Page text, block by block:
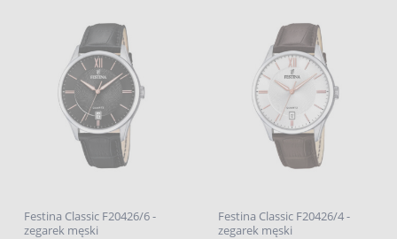
Festina Classic F20426/6 -
zegarek męski
Festina Classic F20426/4 -
zegarek męski